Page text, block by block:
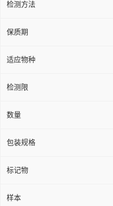
检测方法
保质期
适应物种
检测限
数量
包装规格
标记物
样本